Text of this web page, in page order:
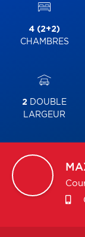
4 (2+2)
CHAMBRES
2 DOUBLE
LARGEUR